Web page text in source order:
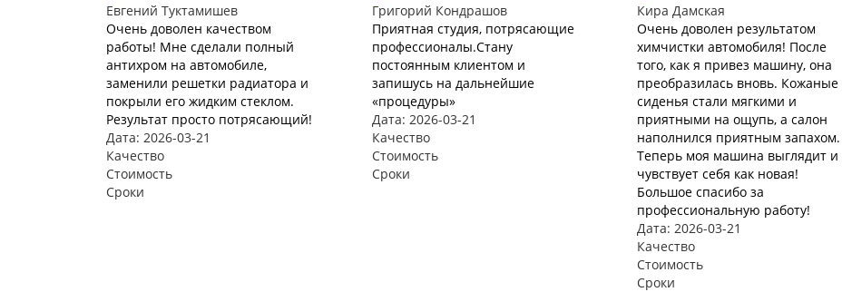
Евгений Туктамишев
Очень доволен качеством
работы! Мне сделали полный
антихром на автомобиле,
заменили решетки радиатора и
покрыли его жидким стеклом.
Результат просто потрясающий!
Дата: 2026-03-21
Качество
Стоимость
Сроки
Григорий Кондрашов
Приятная студия, потрясающие
профессионалы.Стану
постоянным клиентом и
запишусь на дальнейшие
«процедуры»
Дата: 2026-03-21
Качество
Стоимость
Сроки
Кира Дамская
Очень доволен результатом
химчистки автомобиля! После
того, как я привез машину, она
преобразилась вновь. Кожаные
сиденья стали мягкими и
приятными на ощупь, а салон
наполнился приятным запахом.
Теперь моя машина выглядит и
чувствует себя как новая!
Большое спасибо за
профессиональную работу!
Дата: 2026-03-21
Качество
Стоимость
Сроки